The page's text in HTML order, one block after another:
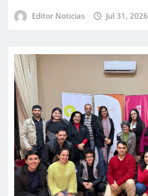
Editor Noticias Jul 31, 2026